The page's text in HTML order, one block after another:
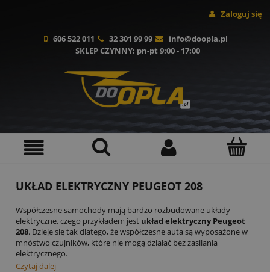
Zaloguj się
606 522 011 32 301 99 99
info@doopla.pl
SKLEP CZYNNY: pn-pt 9:00 - 17:00
UKŁAD ELEKTRYCZNY PEUGEOT 208
Współczesne samochody mają bardzo rozbudowane układy
elektryczne, czego przykładem jest układ elektryczny Peugeot
208. Dzieje się tak dlatego, że współczesne auta są wyposażone w
mnóstwo czujników, które nie mogą działać bez zasilania
elektrycznego.
Czytaj dalej